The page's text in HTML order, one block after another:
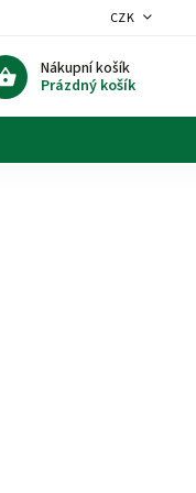
CZK
Nákupní košík
Prázdný košík